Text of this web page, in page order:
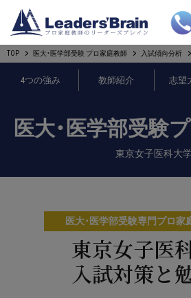
リーダーズブレインの強み
プロ教師紹介
無料体験授業とは
短期フリープラン
TOP 医大・医学部受験 プロ家庭教師 入試傾向分析
4つの強み 教師紹介 志望
医大・医学部受験
東京女子医科大学
医大・医学部受験専門プロ家
東京女子医
入試対策と